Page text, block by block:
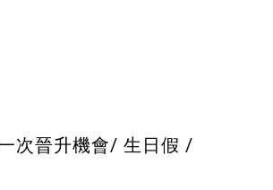
次晉升機會/ 生日假 /